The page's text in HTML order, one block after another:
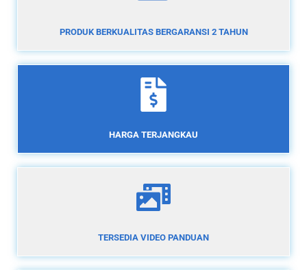
PRODUK BERKUALITAS BERGARANSI 2 TAHUN
HARGA TERJANGKAU
TERSEDIA VIDEO PANDUAN